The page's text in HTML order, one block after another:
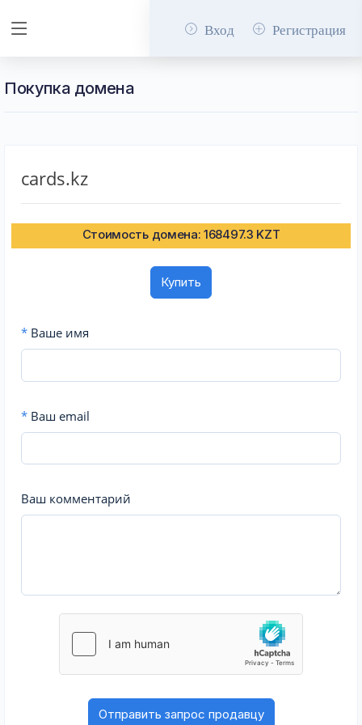
Вход Регистрация
Покупка домена
cards.kz
Стоимость домена: 168497.3 KZT
Купить
* Ваше имя
* Ваш email
Ваш комментарий